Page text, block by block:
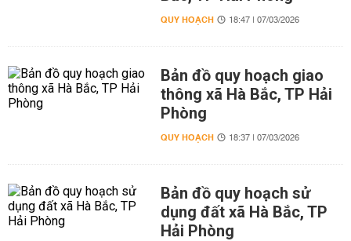
QUY HOẠCH 18:47 | 07/03/2026
Bản đồ quy hoạch giao
thông xã Hà Bắc, TP Hải
Phòng
QUY HOẠCH 18:37 | 07/03/2026
Bản đồ quy hoạch sử
dụng đất xã Hà Bắc, TP
Hải Phòng